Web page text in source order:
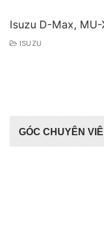
Isuzu D-Max,
ISUZU
GÓC CHUYÊN